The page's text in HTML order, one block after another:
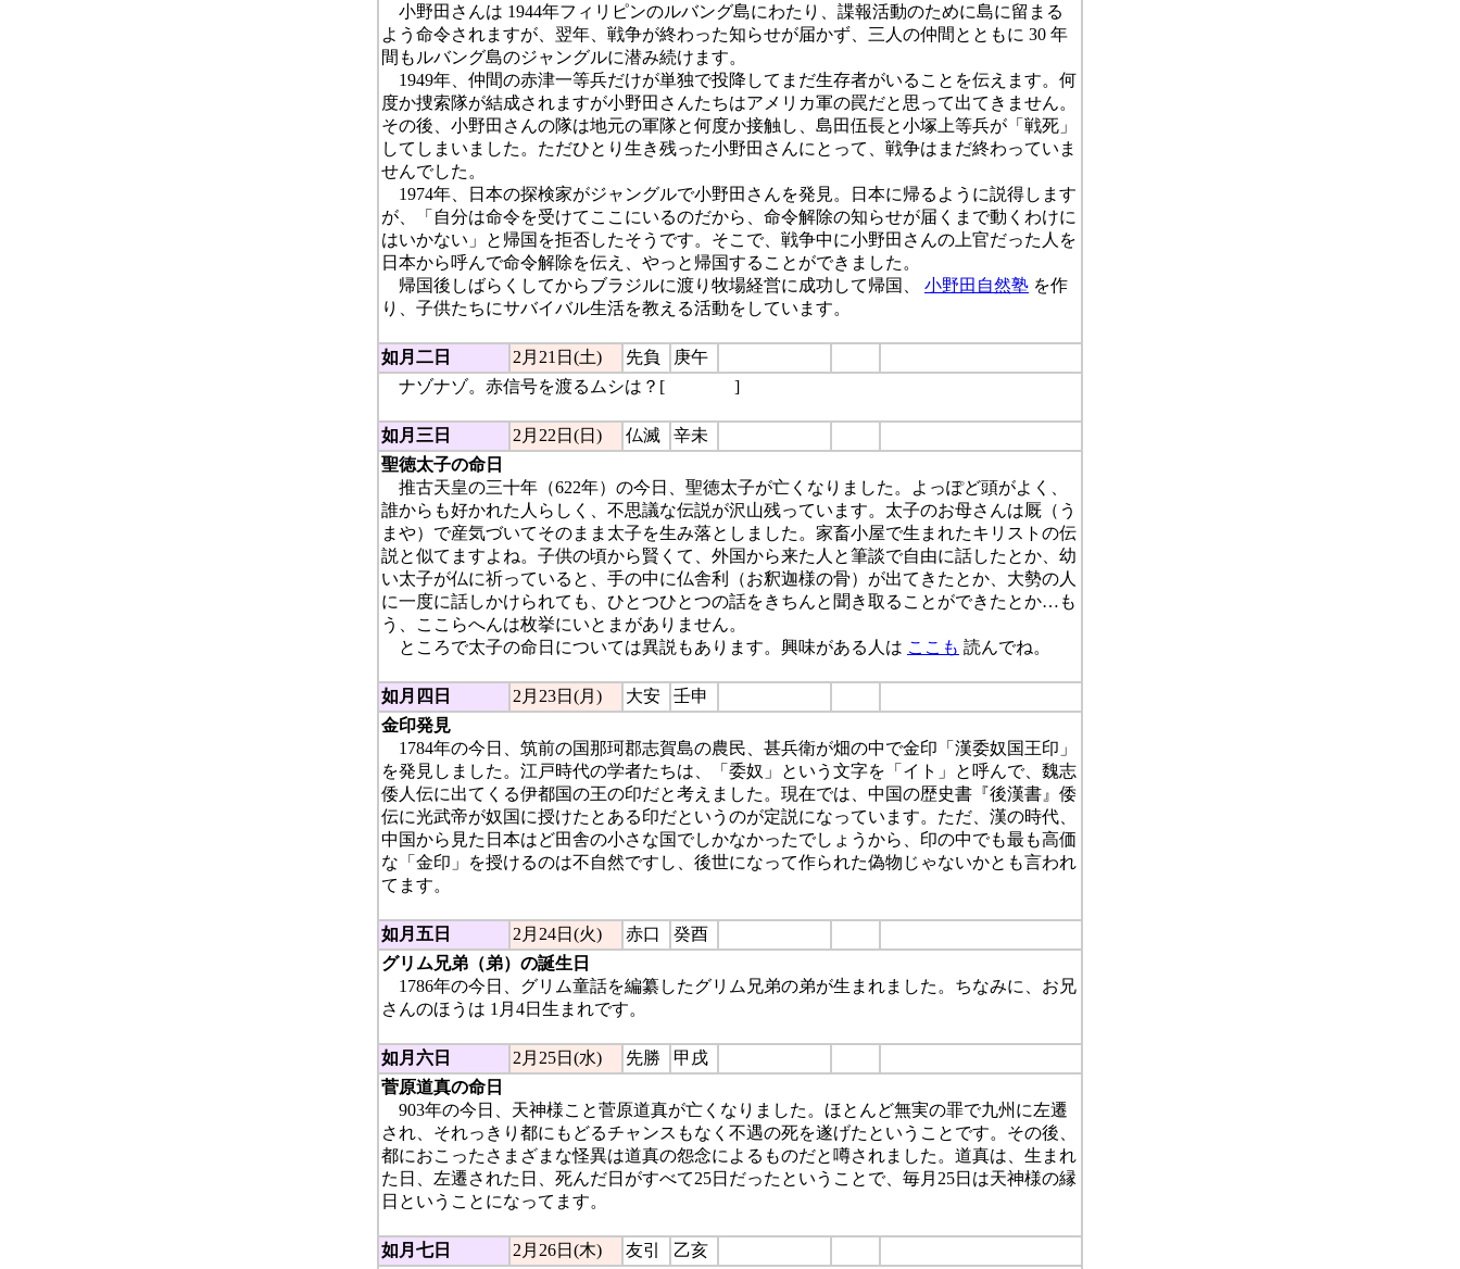
小野田さんは 1944年フィリピンのルバング島にわたり、諜報活動のために島に留まる
よう命令されますが、翌年、戦争が終わった知らせが届かず、三人の仲間とともに 30 年
間もルバング島のジャングルに潜み続けます。
1949年、仲間の赤津一等兵だけが単独で投降してまだ生存者がいることを伝えます。何
度か捜索隊が結成されますが小野田さんたちはアメリカ軍の罠だと思って出てきません。
その後、小野田さんの隊は地元の軍隊と何度か接触し、島田伍長と小塚上等兵が「戦死」
してしまいました。ただひとり生き残った小野田さんにとって、戦争はまだ終わっていま
せんでした。
1974年、日本の探検家がジャングルで小野田さんを発見。日本に帰るように説得します
が、「自分は命令を受けてここにいるのだから、命令解除の知らせが届くまで動くわけに
はいかない」と帰国を拒否したそうです。そこで、戦争中に小野田さんの上官だった人を
日本から呼んで命令解除を伝え、やっと帰国することができました。
帰国後しばらくしてからブラジルに渡り牧場経営に成功して帰国、 小野田自然塾 を作
り、子供たちにサバイバル生活を教える活動をしています。
如月二日 2月21日(土) 先負
庚午
ナゾナゾ。赤信号を渡るムシは？[
]
如月三日 2月22日(日) 仏滅
辛未
聖徳太子の命日
推古天皇の三十年（622年）の今日、聖徳太子が亡くなりました。よっぽど頭がよく、
誰からも好かれた人らしく、不思議な伝説が沢山残っています。太子のお母さんは厩（う
まや）で産気づいてそのまま太子を生み落としました。家畜小屋で生まれたキリストの伝
説と似てますよね。子供の頃から賢くて、外国から来た人と筆談で自由に話したとか、幼
い太子が仏に祈っていると、手の中に仏舎利（お釈迦様の骨）が出てきたとか、大勢の人
に一度に話しかけられても、ひとつひとつの話をきちんと聞き取ることができたとか…も
う、ここらへんは枚挙にいとまがありません。
ところで太子の命日については異説もあります。興味がある人は ここも 読んでね。
如月四日 2月23日(月) 大安
壬申
金印発見
1784年の今日、筑前の国那珂郡志賀島の農民、甚兵衛が畑の中で金印「漢委奴国王印」
を発見しました。江戸時代の学者たちは、「委奴」という文字を「イト」と呼んで、魏志
倭人伝に出てくる伊都国の王の印だと考えました。現在では、中国の歴史書『後漢書』倭
伝に光武帝が奴国に授けたとある印だというのが定説になっています。ただ、漢の時代、
中国から見た日本はど田舎の小さな国でしかなかったでしょうから、印の中でも最も高価
な「金印」を授けるのは不自然ですし、後世になって作られた偽物じゃないかとも言われ
てます。
如月五日 2月24日(火) 赤口
癸酉
グリム兄弟（弟）の誕生日
1786年の今日、グリム童話を編纂したグリム兄弟の弟が生まれました。ちなみに、お兄
さんのほうは 1月4日生まれです。
如月六日 2月25日(水) 先勝
甲戌
菅原道真の命日
903年の今日、天神様こと菅原道真が亡くなりました。ほとんど無実の罪で九州に左遷
され、それっきり都にもどるチャンスもなく不遇の死を遂げたということです。その後、
都におこったさまざまな怪異は道真の怨念によるものだと噂されました。道真は、生まれ
た日、左遷された日、死んだ日がすべて25日だったということで、毎月25日は天神様の縁
日ということになってます。
如月七日 2月26日(木) 友引
乙亥